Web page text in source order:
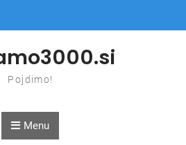
Pojdimo!
Menu